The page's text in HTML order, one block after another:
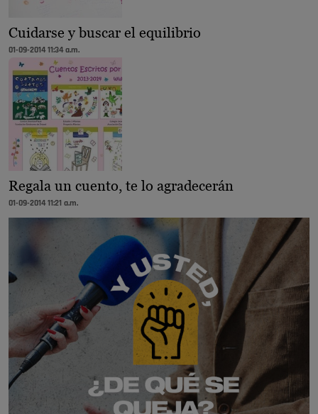
Cuidarse y buscar el equilibrio
01-09-2014 11:34 a.m.
Regala un cuento, te lo agradecerán
01-09-2014 11:21 a.m.